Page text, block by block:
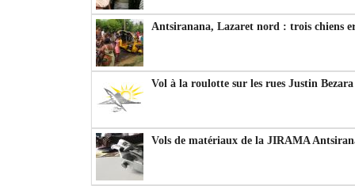
Antsiranana, Lazaret nord : trois chiens
Vol à la roulotte sur les rues Justin
Vols de matériaux de la JIRAMA